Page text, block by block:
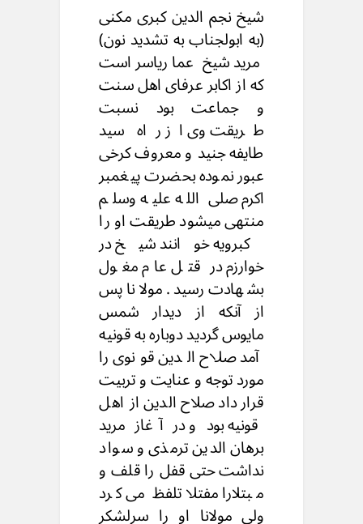
شیخ نجم الدین کبری مکنی
(به ابولجناب به تشدید نون)
مرید شیخ عماریاسر است
که از اکابر عرفای اهل سنت
و جماعت بود نسبت
طریقت وی از راه سید
طایفه جنید و معروف کرخی
عبور نموده بحضرت پیغمبر
اکرم صلی الله عليه وسلم
منتهی میشود طریقت او را
کبرویه خوانند شیخ در
خوارزم در قتل عام مغول
بشهادت رسید. مولانا پس
از آنکه از دیدار شمس
مایوس گردید دوباره به قونیه
آمد صلاح الدین قونوی را
مورد توجه و عنایت و تربیت
قرار داد صلاح الدین از اهل
قونیه بود و در آغاز مرید
برهان الدین ترمذی و سواد
نداشت حتى قفل را قلف و
مبتلارا مفتلا تلفظ می کرد
ولی مولانا او را سرلشکر